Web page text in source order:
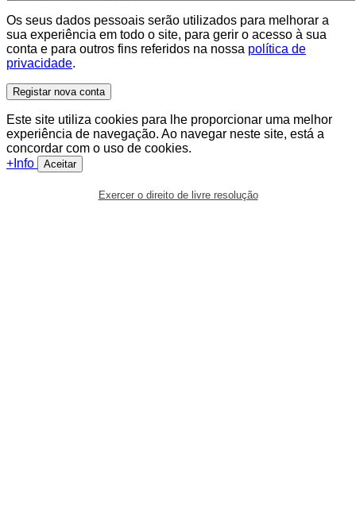
Os seus dados pessoais serão utilizados para melhorar a
sua experiência em todo o site, para gerir o acesso à sua
conta e para outros fins referidos na nossa política de
privacidade.
Registar nova conta
Este site utiliza cookies para lhe proporcionar uma melhor
experiência de navegação. Ao navegar neste site, está a
concordar com o uso de cookies.
+Info
Aceitar
Exercer o direito de livre resolução